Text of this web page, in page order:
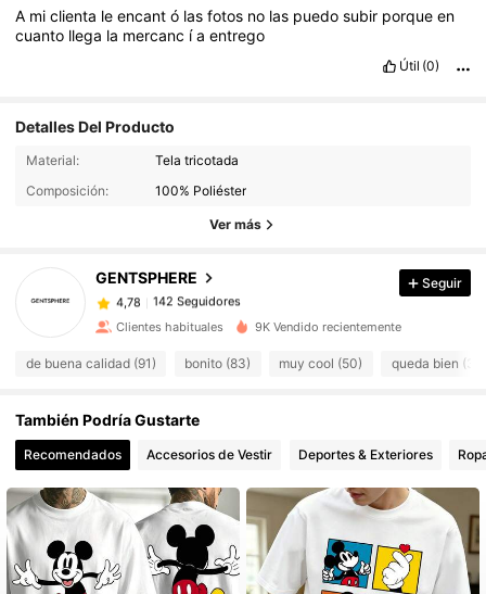
A miclienta leencantó lasfotos no las puedosubir porqueen
cuanto llega la mercanc íaentrego
Útil (0)
Detalles Del Producto
Material:
Tela tricotada
Composición:
100% Poliéster
Ver más
GENTSPHERE
142 Seguidores
142 Seguidores
142 Seguidores
4,78
4,78 142 Seguidores
4,78 142 Seguidores
4,78 142 Seguidores
4,78
4,78
4,78 142 Seguidores
Seguir
Clientes habituales 9K Vendido recientemente
de buena calidad (91) bonito (83) muy cool (50) queda bien (31)
También Podría Gustarte
Recomendados Accesorios de Vestir Deportes & Exteriores